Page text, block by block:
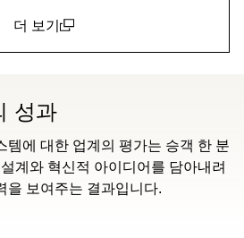
더 보기
성과
템에 대한 업계의 평가는 승객 한 분
계와 혁신적 아이디어를 담아내려
을 보여주는 결과입니다.